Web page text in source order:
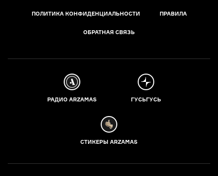
ПОЛИТИКА КОНФИДЕНЦИАЛЬНОСТИ ПРАВИЛА
ОБРАТНАЯ СВЯЗЬ
РАДИО ARZAMAS ГУСЬГУСЬ
СТИКЕРЫ ARZAMAS